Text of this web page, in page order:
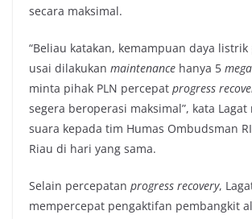
secara maksimal.
“Beliau katakan, kemampuan daya
usai dilakukan maintenance hanya 5
minta pihak PLN percepat progress
segera beroperasi maksimal”, kata
suara kepada tim Humas Ombudsman
Riau di hari yang sama.
Selain percepatan progress recovery,
mempercepat pengaktifan pembangkit